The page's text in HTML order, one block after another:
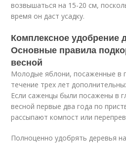
возвышаться на 15-20 см,
время он даст усадку.
Комплексное удобрение
Основные правила
весной
Молодые яблони, посаженные в
течение трех лет
Если саженцы были посажены в
весной первые два года по
рассыпают компост или
Полноценно удобрять деревья